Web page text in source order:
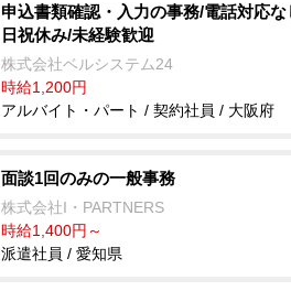
申込書類確認・入力の事務/電話対応な
日祝休み/未経験歓迎
株式会社ベルシステム24
時給1,200円
アルバイト・パート / 契約社員 / 大阪府
面談1回のみの一般事務
株式会社I・PARTNERS
時給1,400円～
派遣社員 / 愛知県